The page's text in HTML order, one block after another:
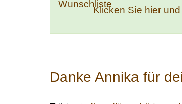
Klicken Sie hier
Danke Annika für